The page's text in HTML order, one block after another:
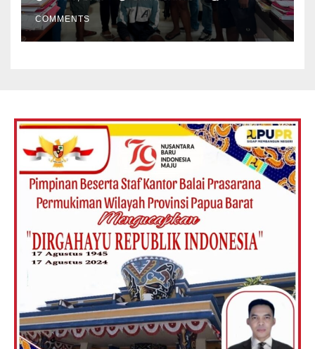
Jatanras Polda Papua Barat
COMMENTS